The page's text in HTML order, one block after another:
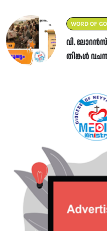
WORD OF
വി.
തിങ്കൾ